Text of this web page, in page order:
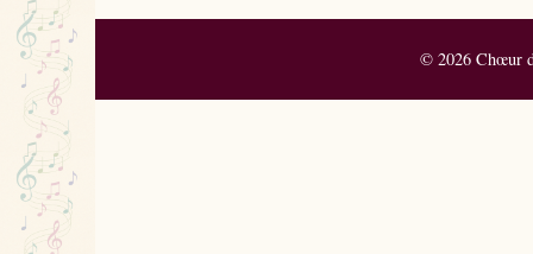
© 2026 Chœur